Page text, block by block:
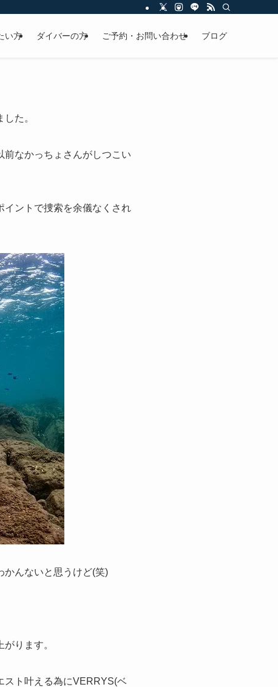
い方 ダイバーの方 ご予約・お問い合わせ ブログ
た。
なかっちょさんがしつこい
イントで捜索を余儀なくされ
かんないと思うけど(笑)
ります。
スト叶える為にVERRYS(ベ